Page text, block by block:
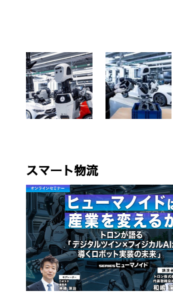
スマート物流